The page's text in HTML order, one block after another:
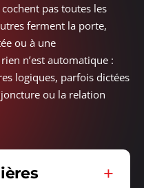
pas toutes les
ferment la porte,
ou à une
n’est automatique :
logiques, parfois dictées
ou la relation